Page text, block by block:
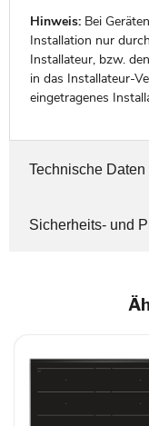
Hinweis:Bei
Installation nur
Installateur, bzw.
in das Installateur-
eingetragenes
Technische Daten
Sicherheits- und